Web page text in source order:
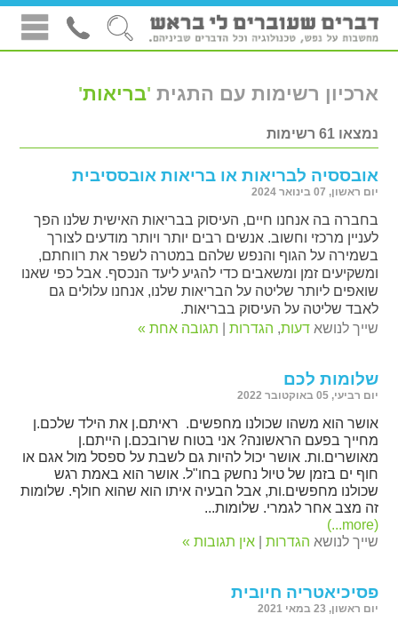
ארכיון רשימות עם התגית 'בריאות'
נמצאו 61 רשימות
אובססיה לבריאות או בריאות אובססיבית
יום ראשון, 07 בינואר 2024
בחברה בה אנחנו חיים, העיסוק בבריאות האישית שלנו הפך
לעניין מרכזי וחשוב. אנשים רבים יותר ויותר מודעים לצורך
בשמירה על הגוף והנפש שלהם במטרה לשפר את רווחתם,
ומשקיעים זמן ומשאבים כדי להגיע ליעד הנכסף. אבל כפי שאנו
שואפים ליותר שליטה על הבריאות שלנו, אנחנו עלולים גם
לאבד שליטה על העיסוק בבריאות.
שייך לנושאדעות, הגדרות תגובה אחת »
שלומות לכם
יום רביעי, 05 באוקטובר 2022
אושר הוא משהו שכולנו מחפשים. ראיתם.ן את הילד שלכם.ן
מחייך בפעם הראשונה? אני בטוח שרובכם.ן הייתם.ן
מאושרים.ות. אושר יכול להיות גם לשבת על ספסל מול אגם או
חוף ים בזמן של טיול נחשק בחו"ל. אושר הוא באמת רגש
שכולנו מחפשים.ות, אבל הבעיה איתו הוא שהוא חולף. שלומות
זה מצב אחר לגמרי. שלומות...
(more...)
שייך לנושא הגדרות |אין תגובות »
פסיכיאטריה חיובית
יום ראשון, 23 במאי 2021